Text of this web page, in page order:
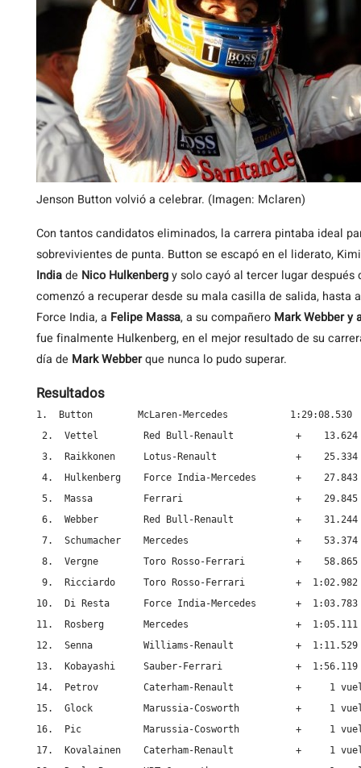
Jenson Button volvió a celebrar. (Imagen: Mclaren)
Con tantos candidatos eliminados, la carrera pintaba ideal
sobrevivientes de punta. Button se escapó en el liderato,
Indiade Nico Hulkenbergy solo cayó al tercer lugar después
comenzó a recuperar desde su mala casilla de salida,
Force India, a Felipe Massa, a su compañero Mark Webber y
fue finalmente Hulkenberg, en el mejor resultado de su
día de Mark Webberque nunca lo pudo superar.
Resultados
1.  Button        McLaren-Mercedes           1:29:08.530
2.  Vettel        Red Bull-Renault           +    13.624
3.  Raikkonen     Lotus-Renault              +    25.334
4.  Hulkenberg    Force India-Mercedes       +    27.843
5.  Massa         Ferrari                    +    29.845
6.  Webber        Red Bull-Renault           +    31.244
7.  Schumacher    Mercedes                   +    53.374
8.  Vergne        Toro Rosso-Ferrari         +    58.865
9.  Ricciardo     Toro Rosso-Ferrari         +  1:02.982
10.  Di Resta      Force India-Mercedes       +  1:03.783
11.  Rosberg       Mercedes                   +  1:05.111
12.  Senna         Williams-Renault           +  1:11.529
13.  Kobayashi     Sauber-Ferrari             +  1:56.119
14.  Petrov        Caterham-Renault           +     1
15.  Glock         Marussia-Cosworth          +     1
16.  Pic           Marussia-Cosworth          +     1
17.  Kovalainen    Caterham-Renault           +     1